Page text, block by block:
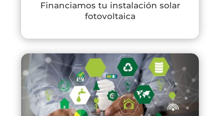
Financiamos tu instalación solar
fotovoltaica